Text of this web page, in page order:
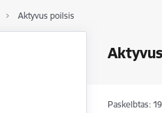
Aktyvus poilsis
Paskelbtas: